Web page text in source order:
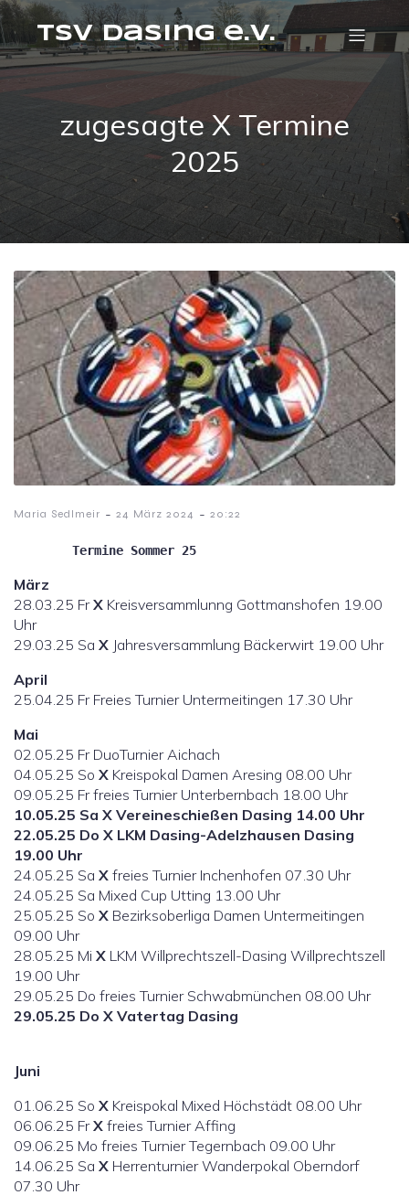
TSV Dasing e.V.
zugesagte X Termine
2025
Maria Sedlmeir - 24 März 2024 - 20:22
Termine Sommer 25
März
28.03.25 FrX Kreisversammlunng Gottmanshofen 19.00
Uhr
29.03.25 Sa X Jahresversammlung Bäckerwirt 19.00 Uhr
April
25.04.25 Fr Freies Turnier Untermeitingen 17.30 Uhr
Mai
02.05.25 Fr DuoTurnier Aichach
04.05.25 So X Kreispokal Damen Aresing 08.00 Uhr
09.05.25 Fr freies Turnier Unterbernbach 18.00 Uhr
10.05.25 Sa X Vereineschießen Dasing 14.00 Uhr
22.05.25 Do X LKM Dasing-Adelzhausen Dasing
19.00 Uhr
24.05.25 Sa X freies Turnier Inchenhofen 07.30 Uhr
24.05.25 Sa Mixed Cup Utting 13.00 Uhr
25.05.25 So X Bezirksoberliga Damen Untermeitingen
09.00 Uhr
28.05.25 Mi X LKM Willprechtszell-Dasing Willprechtszell
19.00 Uhr
29.05.25 Do freies Turnier Schwabmünchen 08.00 Uhr
29.05.25 Do X Vatertag Dasing
Juni
01.06.25 So X Kreispokal Mixed Höchstädt 08.00 Uhr
06.06.25 FrX freies Turnier Affing
09.06.25 Mo freies Turnier Tegernbach 09.00 Uhr
14.06.25 Sa X Herrenturnier Wanderpokal Oberndorf
07.30 Uhr